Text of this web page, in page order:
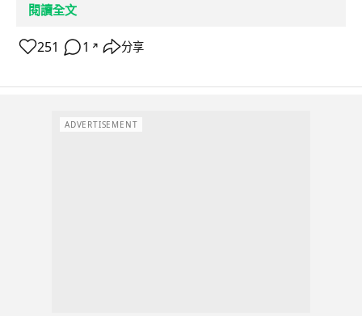
閱讀全文
251 1 ↗ 分享
ADVERTISEMENT